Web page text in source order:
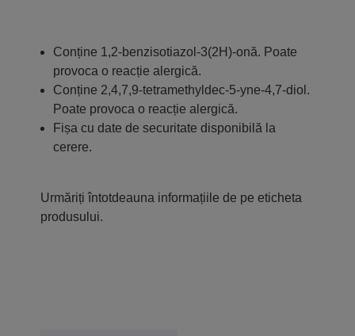
Conține 1,2-benzisotiazol-3(2H)-onă. Poate
provoca o reacție alergică.
Conține 2,4,7,9-tetramethyldec-5-yne-4,7-diol.
Poate provoca o reacție alergică.
Fișa cu date de securitate disponibilă la
cerere.
Urmăriți întotdeauna informațiile de pe eticheta
produsului.